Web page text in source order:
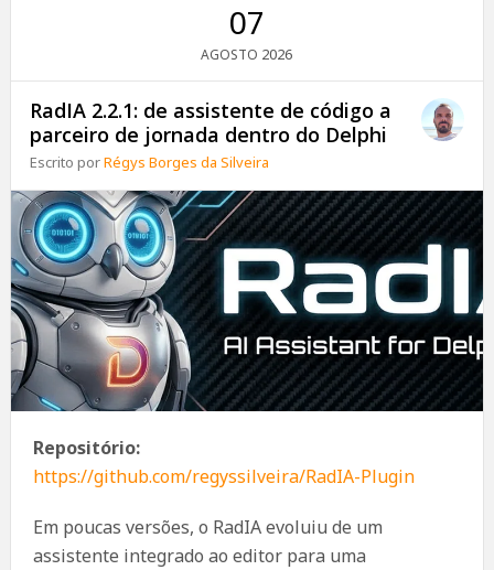
07
AGOSTO 2026
RadIA 2.2.1: de assistente de código a
parceiro de jornada dentro do Delphi
Escrito porRégys Borges da Silveira
Repositório:
https://github.com/regyssilveira/RadIA-Plugin
Em poucas versões, o RadIA evoluiu de um
assistente integrado ao editor para uma